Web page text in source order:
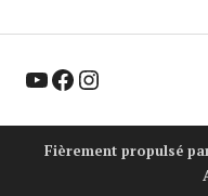
YouTube Facebook Instagram
Fièrement propulsé